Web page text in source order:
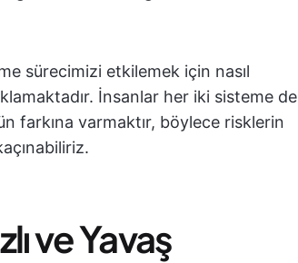
sürecimizi etkilemek için nasıl
İnsanlar her iki sisteme de
farkına varmaktır, böylece risklerin
ve Yavaş